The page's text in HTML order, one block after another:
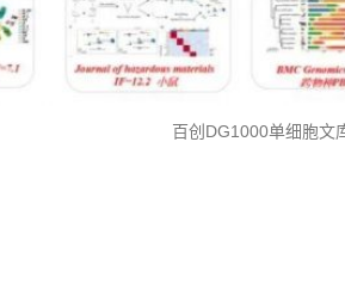
百创DG1000单细胞文